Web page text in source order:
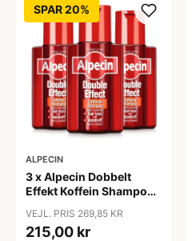
SPAR 20%
ALPECIN
3 x Alpecin Dobbelt
Effekt Koffein Shampoo
VEJL. PRIS 269,85 KR
215,00 kr